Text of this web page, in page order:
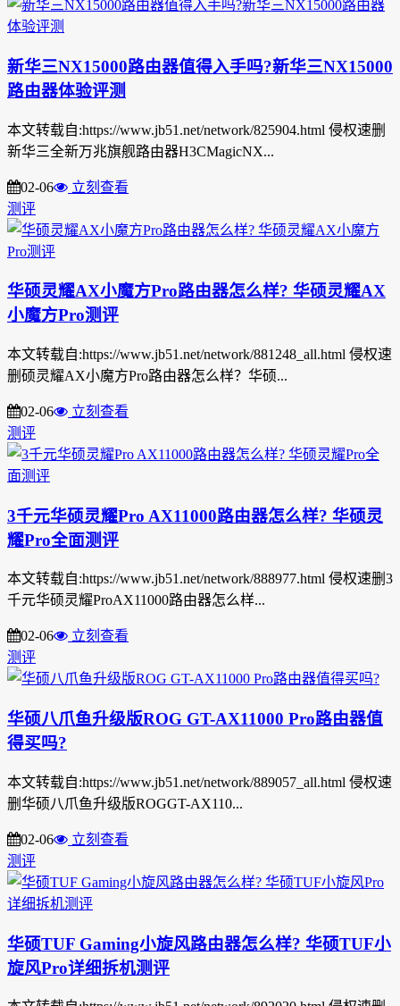
新华三NX15000路由器值得入手吗?新华三NX15000
路由器体验评测
本文转载自:https://www.jb51.net/network/825904.html 侵权速删
新华三全新万兆旗舰路由器H3CMagicNX...
02-06
立刻查看
测评
华硕灵耀AX小魔方Pro路由器怎么样? 华硕灵耀AX
小魔方Pro测评
本文转载自:https://www.jb51.net/network/881248_all.html 侵权速
删硕灵耀AX小魔方Pro路由器怎么样？华硕...
02-06
立刻查看
测评
3千元华硕灵耀Pro AX11000路由器怎么样? 华硕灵
耀Pro全面测评
本文转载自:https://www.jb51.net/network/888977.html 侵权速删3
千元华硕灵耀ProAX11000路由器怎么样...
02-06
立刻查看
测评
华硕八爪鱼升级版ROG GT-AX11000 Pro路由器值
得买吗?
本文转载自:https://www.jb51.net/network/889057_all.html 侵权速
删华硕八爪鱼升级版ROGGT-AX110...
02-06
立刻查看
测评
华硕TUF Gaming小旋风路由器怎么样? 华硕TUF小
旋风Pro详细拆机测评